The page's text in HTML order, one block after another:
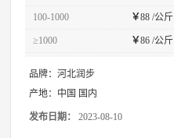
100-1000 ￥88 /公斤
≥1000 ￥86 /公斤
品牌： 河北润步
产地： 中国 国内
发布日期： 2023-08-10